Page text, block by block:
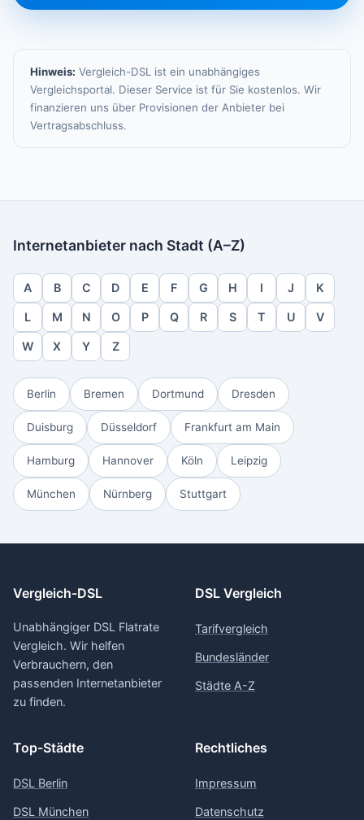
Hinweis: Vergleich-DSL ist ein unabhängiges
Vergleichsportal. Dieser Service ist für Sie kostenlos. Wir
finanzieren uns über Provisionen der Anbieter bei
Vertragsabschluss.
Internetanbieter nach Stadt (A–Z)
A B C D E F G H I J K
L M N O P Q R S T U V
W X Y Z
Berlin Bremen Dortmund Dresden
Duisburg Düsseldorf Frankfurt am Main
Hamburg Hannover Köln Leipzig
München Nürnberg Stuttgart
Vergleich-DSL
Unabhängiger DSL Flatrate
Vergleich. Wir helfen
Verbrauchern, den
passenden Internetanbieter
zu finden.
DSL Vergleich
Tarifvergleich
Bundesländer
Städte A-Z
Top-Städte
DSL Berlin
DSL München
Rechtliches
Impressum
Datenschutz